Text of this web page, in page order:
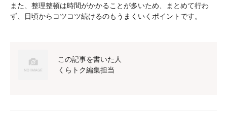
また、整理整頓は時間がかかることが多いため、まとめて行わ
ず、日頃からコツコツ続けるのもうまくいくポイントです。
この記事を書いた人
くらトク編集担当